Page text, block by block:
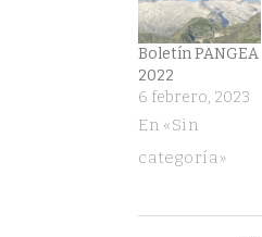
año 2012.
¡Descárgatelo!
Boletín PANGEA
2022
6 febrero, 2023
En «Sin
categoría»